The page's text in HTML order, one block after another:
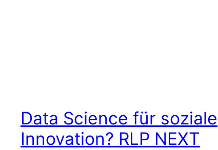
Data Science für soziale
Innovation? RLP NEXT